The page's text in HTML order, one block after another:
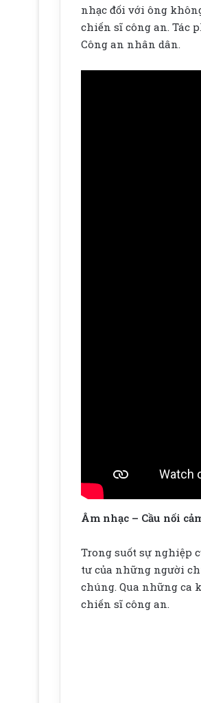
nhạc đối với ông
chiến sĩ công an. Tác
Công an nhân dân.
Âm nhạc – Cầu nối
Trong suốt sự nghiệp
tư của những người
chúng. Qua những ca
chiến sĩ công an.